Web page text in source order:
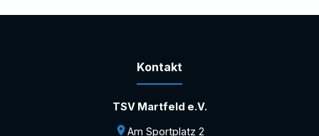
Kontakt
TSV Martfeld e.V.
Am Sportplatz 2